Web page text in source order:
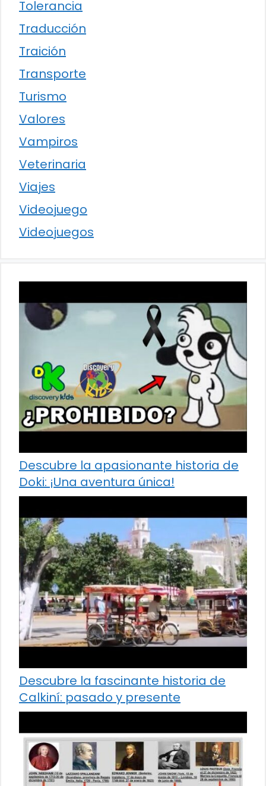
Tolerancia
Traducción
Traición
Transporte
Turismo
Valores
Vampiros
Veterinaria
Viajes
Videojuego
Videojuegos
Descubre la apasionante historia de
Doki: ¡Una aventura única!
Descubre la fascinante historia de
Calkiní: pasado y presente